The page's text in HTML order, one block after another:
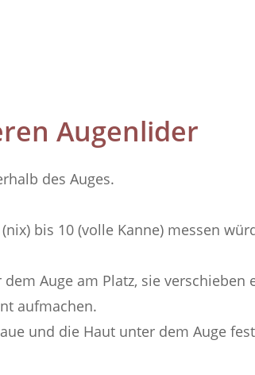
Augenlider
des Auges.
bis 10 (volle Kanne) messen
Auge am Platz, sie verschieben
aufmachen.
und die Haut unter dem Auge